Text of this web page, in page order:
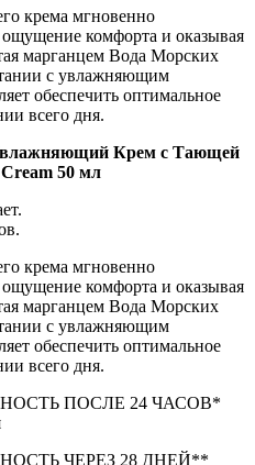
крема мгновенно
комфорта и оказывая
марганцем Вода Морских
с увлажняющим
обеспечить оптимальное
всего дня.
Крем с Тающей
50 мл
крема мгновенно
комфорта и оказывая
марганцем Вода Морских
с увлажняющим
обеспечить оптимальное
всего дня.
ПОСЛЕ 24 ЧАСОВ*
ЧЕРЕЗ 28 ДНЕЙ**